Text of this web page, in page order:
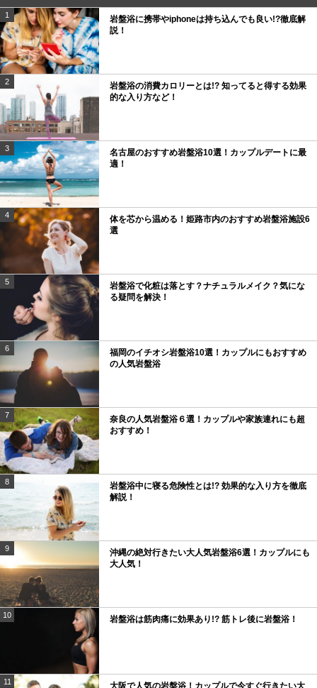
1
岩盤浴に携帯やiphoneは持ち込んでも良い!?徹底解
説！
2
岩盤浴の消費カロリーとは!? 知ってると得する効果
的な入り方など！
3
名古屋のおすすめ岩盤浴10選！カップルデートに最
適！
4
体を芯から温める！姫路市内のおすすめ岩盤浴施設6
選
5
岩盤浴で化粧は落とす？ナチュラルメイク？気にな
る疑問を解決！
6
福岡のイチオシ岩盤浴10選！カップルにもおすすめ
の人気岩盤浴
7
奈良の人気岩盤浴６選！カップルや家族連れにも超
おすすめ！
8
岩盤浴中に寝る危険性とは!? 効果的な入り方を徹底
解説！
9
沖縄の絶対行きたい大人気岩盤浴6選！カップルにも
大人気！
10 岩盤浴は筋肉痛に効果あり!? 筋トレ後に岩盤浴！
11
大阪で人気の岩盤浴！カップルで今すぐ行きたい大